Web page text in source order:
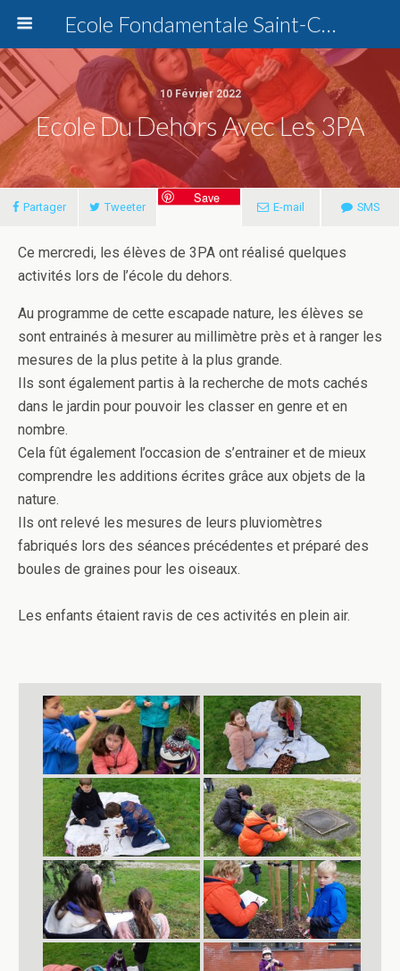
Ecole Fondamentale Saint-Charles Dottignies
10 Février 2022
Ecole Du Dehors Avec Les 3PA
Partager Tweeter
Save
E-mail SMS
Ce mercredi, les élèves de 3PA ont réalisé quelques
activités lors de l’école du dehors.
Au programme de cette escapade nature, les élèves se
sont entrainés à mesurer au millimètre près et à ranger les
mesures de la plus petite à la plus grande.
Ils sont également partis à la recherche de mots cachés
dans le jardin pour pouvoir les classer en genre et en
nombre.
Cela fût également l’occasion de s’entrainer et de mieux
comprendre les additions écrites grâce aux objets de la
nature.
Ils ont relevé les mesures de leurs pluviomètres
fabriqués lors des séances précédentes et préparé des
boules de graines pour les oiseaux.
Les enfants étaient ravis de ces activités en plein air.